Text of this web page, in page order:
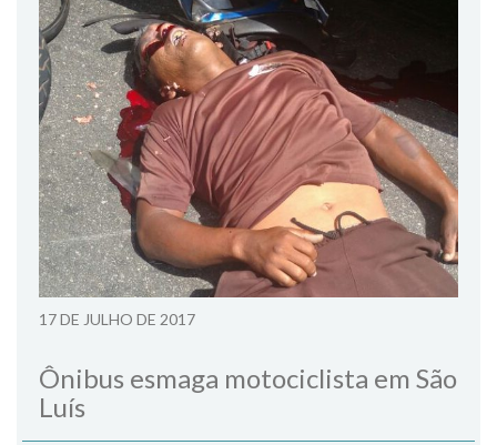
17 DE JULHO DE 2017
Ônibus esmaga motociclista em São
Luís